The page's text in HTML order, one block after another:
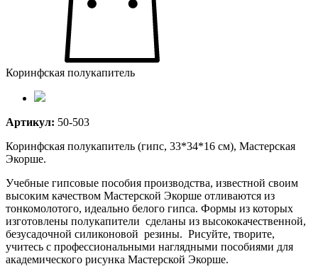
Коринфская полукапитель
Артикул: 50-503
Коринфская полукапитель (гипс, 33*34*16 см), Мастерская
Экорше.
Учебные гипсовые пособия производства, известной своим
высоким качеством Мастерской Экорше отливаются из
тонкомолотого, идеально белого гипса. Формы из которых
изготовлены полукапители сделаны из высококачественной,
безусадочной силиконовой резины. Рисуйте, творите,
учитесь с профессиональными наглядными пособиями для
академического рисунка Мастерской Экорше.